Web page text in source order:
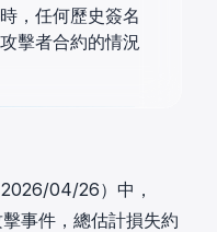
，任何歷史簽名
擊者合約的情況
04/26）中，
事件，總估計損失約